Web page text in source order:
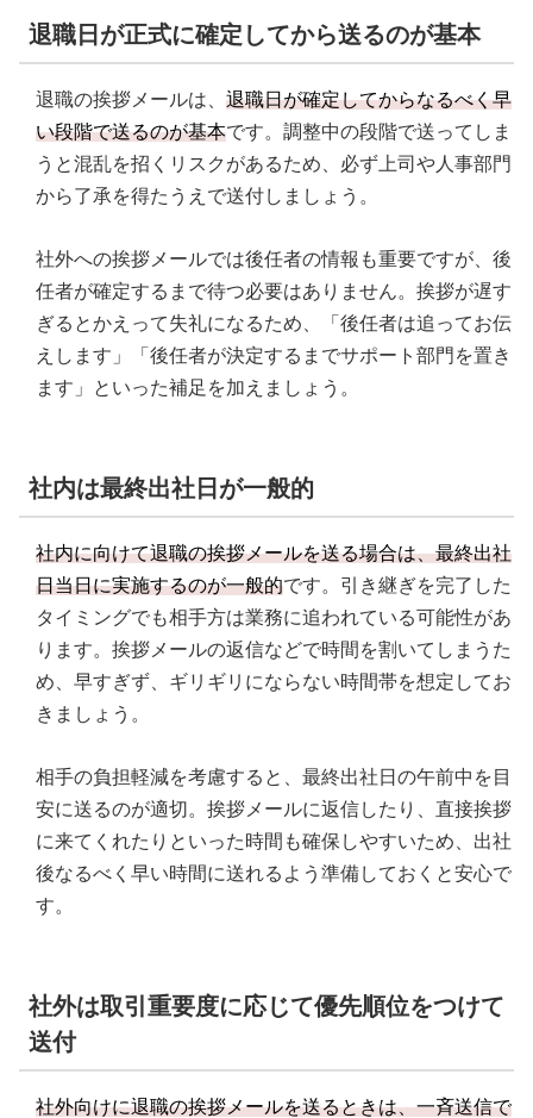
退職日が正式に確定してから送るのが基本
退職の挨拶メールは、 退職日が確定してからなるべく早
い段階で送るのが基本です。調整中の段階で送ってしま
うと混乱を招くリスクがあるため、必ず上司や人事部門
から了承を得たうえで送付しましょう。
社外への挨拶メールでは後任者の情報も重要ですが、後
任者が確定するまで待つ必要はありません。挨拶が遅す
ぎるとかえって失礼になるため、「後任者は追ってお伝
えします」「後任者が決定するまでサポート部門を置き
ます」といった補足を加えましょう。
社内は最終出社日が一般的
社内に向けて退職の挨拶メールを送る場合は、最終出社
日当日に実施するのが一般的です。引き継ぎを完了した
タイミングでも相手方は業務に追われている可能性があ
ります。挨拶メールの返信などで時間を割いてしまうた
め、早すぎず、ギリギリにならない時間帯を想定してお
きましょう。
相手の負担軽減を考慮すると、最終出社日の午前中を目
安に送るのが適切。挨拶メールに返信したり、直接挨拶
に来てくれたりといった時間も確保しやすいため、出社
後なるべく早い時間に送れるよう準備しておくと安心で
す。
社外は取引重要度に応じて優先順位をつけて
送付
社外向けに退職の挨拶メールを送るときは、一斉送信で